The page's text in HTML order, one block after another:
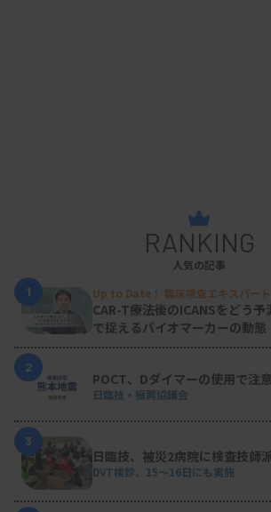
RANKING
人気の記事
1
Up to Date！ 臨床検査エキスパー
CAR-T療法後のICANSをどう
で捉えるバイオマーカーの動態
2
POCT、Dダイマーの使用で注
日臨技・振興協議会
3
日臨技、被災2病院に検査技師
DVT検診、15～16日にも実施